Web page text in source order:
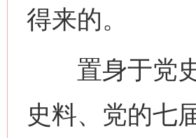
得来的。
置身于党史
史料、党的七